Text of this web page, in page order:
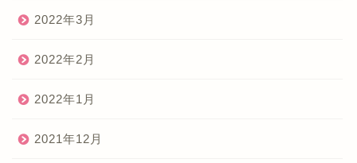
2022年3月
2022年2月
2022年1月
2021年12月